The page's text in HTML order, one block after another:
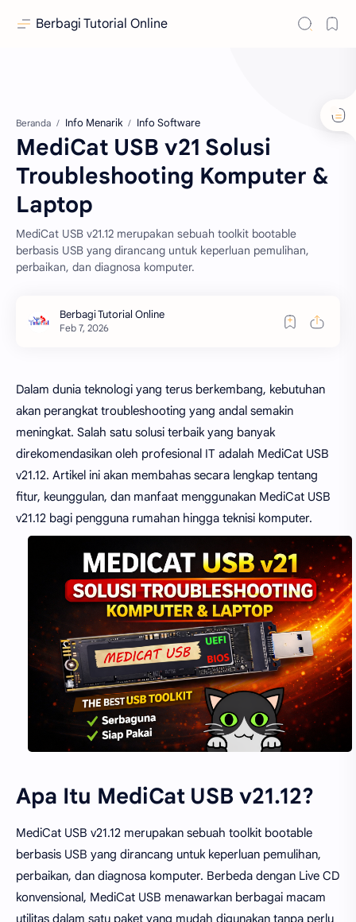
Berbagi Tutorial Online
Beranda Info Menarik Info Software
MediCat USB v21 Solusi
Troubleshooting Komputer &
Laptop
MediCat USB v21.12 merupakan sebuah toolkit bootable
berbasis USB yang dirancang untuk keperluan pemulihan,
perbaikan, dan diagnosa komputer.
Dalam dunia teknologi yang terus berkembang, kebutuhan
akan perangkat troubleshooting yang andal semakin
meningkat. Salah satu solusi terbaik yang banyak
direkomendasikan oleh profesional IT adalah MediCat USB
v21.12. Artikel ini akan membahas secara lengkap tentang
fitur, keunggulan, dan manfaat menggunakan MediCat USB
v21.12 bagi pengguna rumahan hingga teknisi komputer.
Apa Itu MediCat USB v21.12?
MediCat USB v21.12 merupakan sebuah toolkit bootable
berbasis USB yang dirancang untuk keperluan pemulihan,
perbaikan, dan diagnosa komputer. Berbeda dengan Live CD
konvensional, MediCat USB menawarkan berbagai macam
utilitas dalam satu paket yang mudah digunakan tanpa perlu